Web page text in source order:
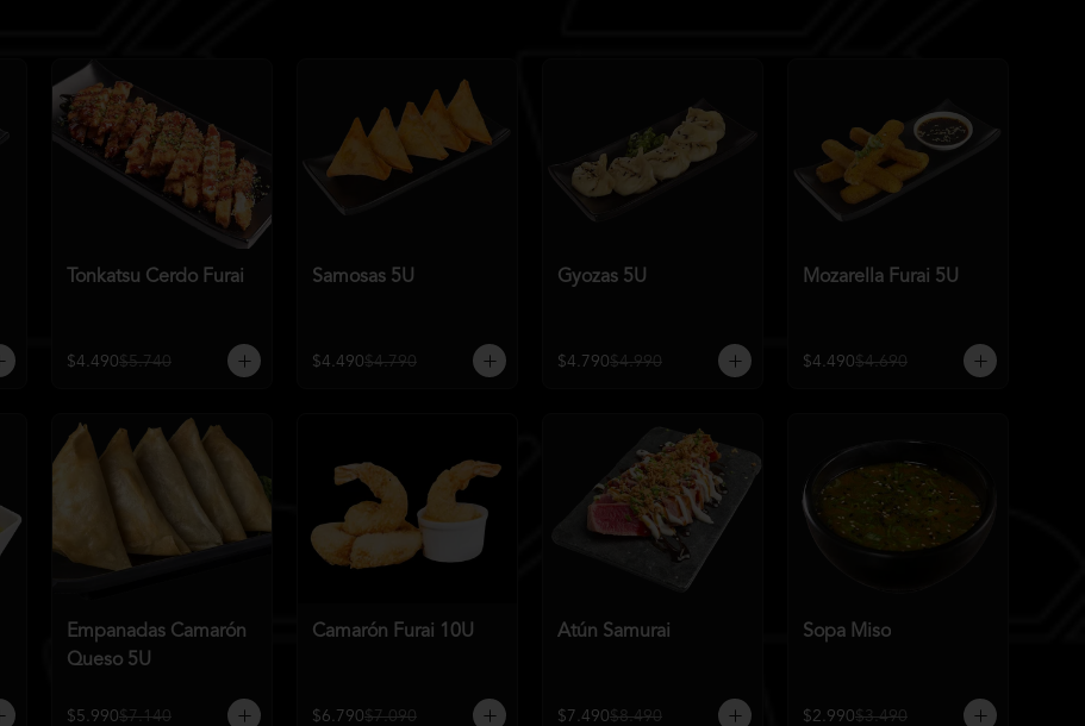
Tonkatsu Cerdo Furai
$4.490$5.740
Samosas 5U
$4.490$4.790
Gyozas 5U
$4.790$4.990
Mozarella Furai 5U
$4.490$4.690
Empanadas Camarón
Queso 5U
$5.990$7.140
Camarón Furai 10U
$6.790$7.090
Atún Samurai
$7.490$8.490
Sopa Miso
$2.990$3.490